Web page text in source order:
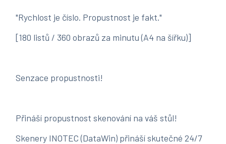
"Rychlost je číslo. Propustnost je fakt."
[180 listů / 360 obrazů za minutu (A4 na šířku)]
Senzace propustnosti!
Přináší propustnost skenování na váš stůl!
Skenery INOTEC (DataWin) přináší skutečné 24/7